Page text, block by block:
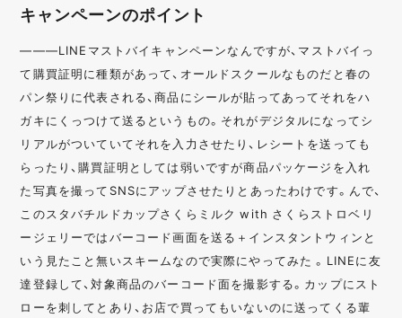
キャンペーンのポイント
———LINEマストバイキャンペーンなんですが、マストバイっ
て購買証明に種類があって、オールドスクールなものだと春の
パン祭りに代表される、商品にシールが貼ってあってそれをハ
ガキにくっつけて送るというもの。それがデジタルになってシ
リアルがついていてそれを入力させたり、レシートを送っても
らったり、購買証明としては弱いですが商品パッケージを入れ
た写真を撮ってSNSにアップさせたりとあったわけです。んで、
このスタバチルドカップさくらミルク with さくらストロベリ
ージェリーではバーコード画面を送る＋インスタントウィンと
いう見たこと無いスキームなので実際にやってみた 。LINEに友
達登録して、対象商品のバーコード面を撮影する。カップにスト
ローを刺してとあり、お店で買ってもいないのに送ってくる輩